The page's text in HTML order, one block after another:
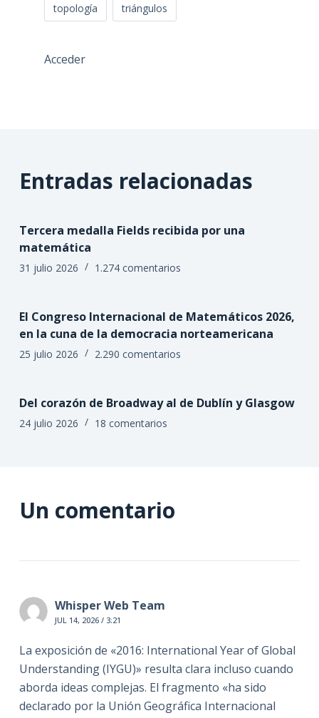
topología triángulos
Acceder
Entradas relacionadas
Tercera medalla Fields recibida por una
matemática
31 julio 2026 1.274 comentarios
El Congreso Internacional de Matemáticos 2026,
en la cuna de la democracia norteamericana
25 julio 2026 2.290 comentarios
Del corazón de Broadway al de Dublín y Glasgow
24 julio 2026 18 comentarios
Un comentario
Whisper Web Team
JUL 14, 2026 / 3:21
La exposición de «2016: International Year of Global
Understanding (IYGU)» resulta clara incluso cuando
aborda ideas complejas. El fragmento «ha sido
declarado por la Unión Geográfica Internacional